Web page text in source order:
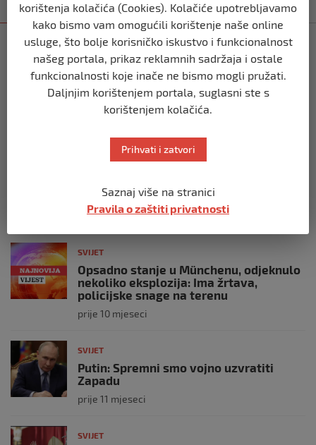
Kategorija Najnovije Najčitanije
SVIJET
Italijanski kapetan iz flotile za Gazu
primio islam nakon što su izraelske
snage prekinule molitvu njegove
posade
prije 10 mjeseci
i uplovio u Gazu – kapetan iz Sarajeva
vijori zastavu BiH
prije 10 mjeseci
SVIJET
Opsadno stanje u Münchenu, odjeknulo
nekoliko eksplozija: Ima žrtava,
policijske snage na terenu
prije 10 mjeseci
SVIJET
Putin: Spremni smo vojno uzvratiti
Zapadu
prije 11 mjeseci
SVIJET
korištenja kolačića (Cookies). Kolačiće upotrebljavamo
kako bismo vam omogućili korištenje naše online
usluge, što bolje korisničko iskustvo i funkcionalnost
našeg portala, prikaz reklamnih sadržaja i ostale
funkcionalnosti koje inače ne bismo mogli pružati.
Daljnjim korištenjem portala, suglasni ste s
korištenjem kolačića.
Prihvati i zatvori
Saznaj više na stranici
Pravila o zaštiti privatnosti